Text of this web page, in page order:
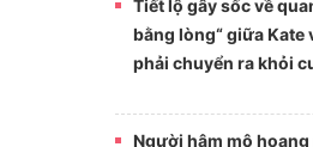
Tiết lộ gây sốc về
bằng lòng“ giữa Kate
phải chuyển ra khỏi
Người hâm mộ